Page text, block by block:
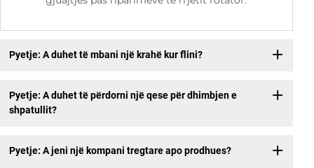
Pyetje: A duhet të mbani një krahë kur flini?
Pyetje: A duhet të përdorni një qese për dhimbjen e
shpatullit?
Pyetje: A jeni një kompani tregtare apo prodhues?